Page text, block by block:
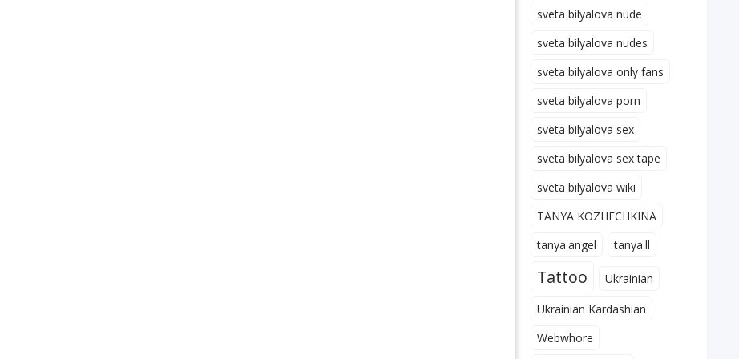
sveta bilyalova nude
sveta bilyalova nudes
sveta bilyalova only fans
sveta bilyalova porn
sveta bilyalova sex
sveta bilyalova sex tape
sveta bilyalova wiki
TANYA KOZHECHKINA
tanya.angel
tanya.ll
Tattoo
Ukrainian
Ukrainian Kardashian
Webwhore